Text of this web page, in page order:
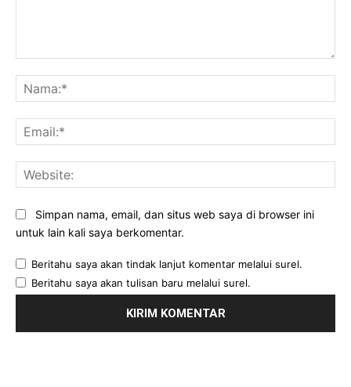
Simpan nama, email, dan situs web saya di browser ini
untuk lain kali saya berkomentar.
Beritahu saya akan tindak lanjut komentar melalui surel.
Beritahu saya akan tulisan baru melalui surel.